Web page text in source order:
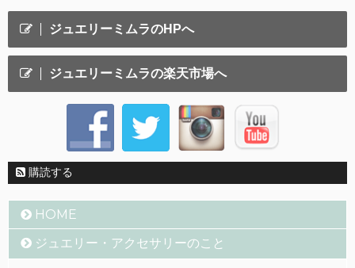
ジュエリーミムラのHPへ
ジュエリーミムラの楽天市場へ
購読する
HOME
ジュエリー・アクセサリーのこと